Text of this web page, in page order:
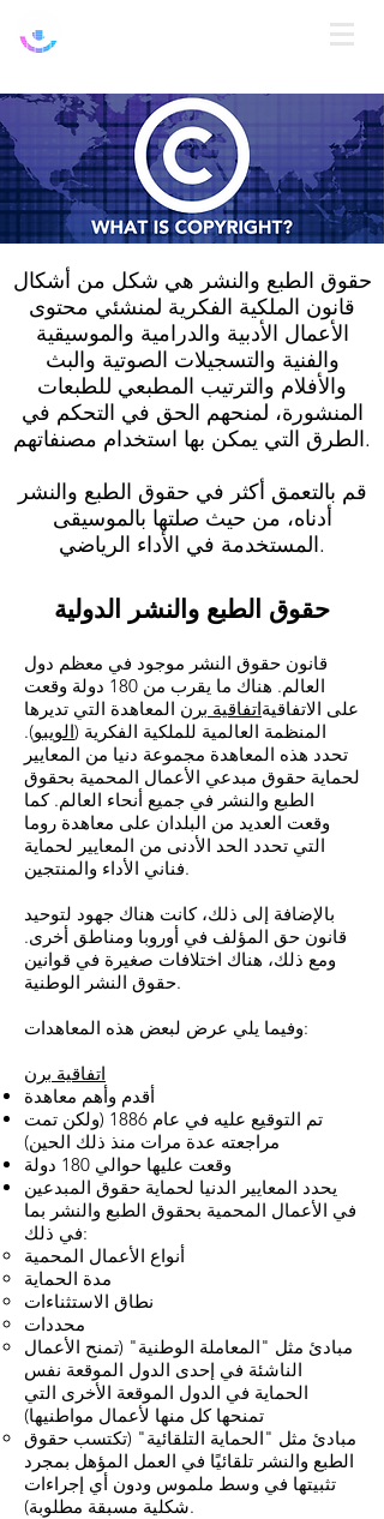
حقوق الطبع والنشر هي شكل من أشكال
قانون الملكية الفكرية لمنشئي محتوى
الأعمال الأدبية والدرامية والموسيقية
والفنية والتسجيلات الصوتية والبث
والأفلام والترتيب المطبعي للطبعات
المنشورة، لمنحهم الحق في التحكم في
الطرق التي يمكن بها استخدام مصنفاتهم.
قم بالتعمق أكثر في حقوق الطبع والنشر
أدناه، من حيث صلتها بالموسيقى
المستخدمة في الأداء الرياضي.
حقوق الطبع والنشر الدولية
قانون حقوق النشر موجود في معظم دول
العالم. هناك ما يقرب من 180 دولة وقعت
على الاتفاقيةاتفاقية برن المعاهدة التي تديرها
المنظمة العالمية للملكية الفكرية (الويبو).
تحدد هذه المعاهدة مجموعة دنيا من المعايير
لحماية حقوق مبدعي الأعمال المحمية بحقوق
الطبع والنشر في جميع أنحاء العالم. كما
وقعت العديد من البلدان على معاهدة روما
التي تحدد الحد الأدنى من المعايير لحماية
فناني الأداء والمنتجين.
بالإضافة إلى ذلك، كانت هناك جهود لتوحيد
قانون حق المؤلف في أوروبا ومناطق أخرى.
ومع ذلك، هناك اختلافات صغيرة في قوانين
حقوق النشر الوطنية.
وفيما يلي عرض لبعض هذه المعاهدات:
اتفاقية برن
أقدم وأهم معاهدة
تم التوقيع عليه في عام 1886 (ولكن تمت
مراجعته عدة مرات منذ ذلك الحين)
وقعت عليها حوالي 180 دولة
يحدد المعايير الدنيا لحماية حقوق المبدعين
في الأعمال المحمية بحقوق الطبع والنشر بما
في ذلك:
أنواع الأعمال المحمية
مدة الحماية
نطاق الاستثناءات
محددات
مبادئ مثل "المعاملة الوطنية" (تمنح الأعمال
الناشئة في إحدى الدول الموقعة نفس
الحماية في الدول الموقعة الأخرى التي
تمنحها كل منها لأعمال مواطنيها)
مبادئ مثل "الحماية التلقائية" (تكتسب حقوق
الطبع والنشر تلقائيًا في العمل المؤهل بمجرد
تثبيتها في وسط ملموس ودون أي إجراءات
شكلية مسبقة مطلوبة).